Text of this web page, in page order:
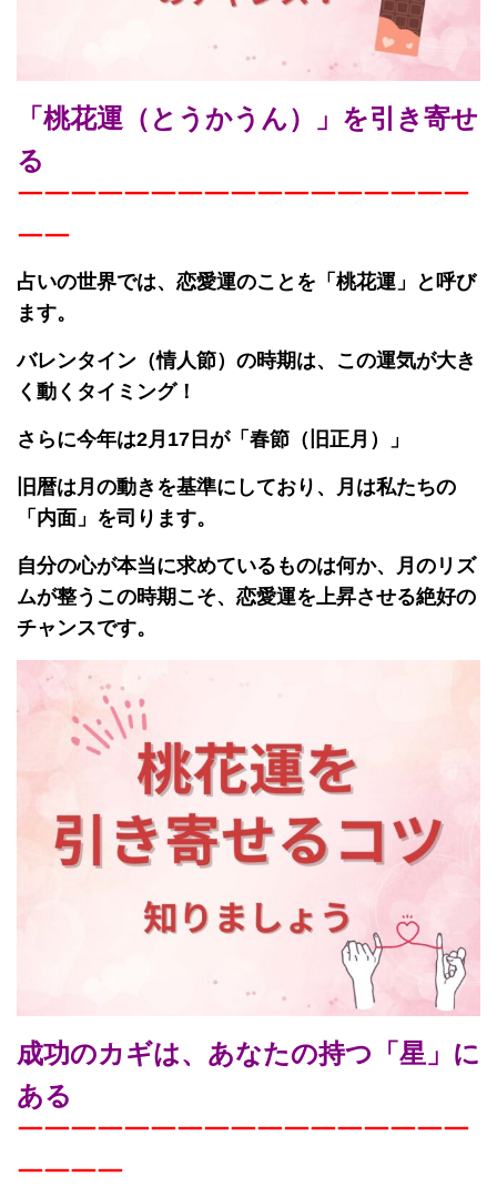
「桃花運（とうかうん）」を引き寄せ
る
￣￣￣￣￣￣￣￣￣￣￣￣￣￣￣￣￣
￣￣
占いの世界では、恋愛運のことを「桃花運」と呼び
ます。
バレンタイン（情人節）の時期は、この運気が大き
く動くタイミング！
さらに今年は2月17日が「春節（旧正月）」
旧暦は月の動きを基準にしており、月は私たちの
「内面」を司ります。
自分の心が本当に求めているものは何か、月のリズ
ムが整うこの時期こそ、恋愛運を上昇させる絶好の
チャンスです。
成功のカギは、あなたの持つ「星」に
ある
￣￣￣￣￣￣￣￣￣￣￣￣￣￣￣￣￣
￣￣￣￣